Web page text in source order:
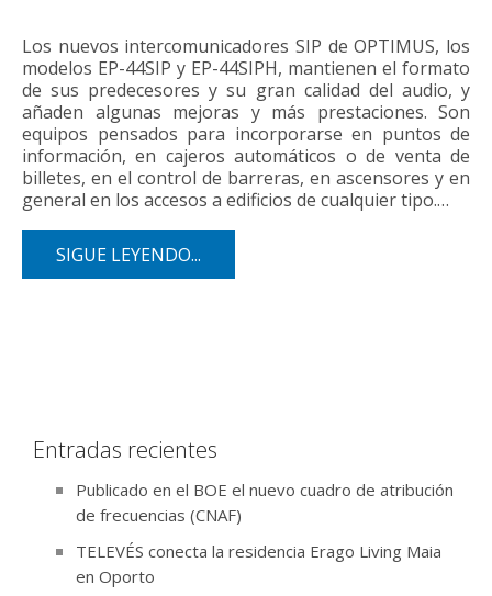
Los nuevos intercomunicadores SIP de OPTIMUS, los
modelos EP-44SIP y EP-44SIPH, mantienen el formato
de sus predecesores y su gran calidad del audio, y
añaden algunas mejoras y más prestaciones. Son
equipos pensados para incorporarse en puntos de
información, en cajeros automáticos o de venta de
billetes, en el control de barreras, en ascensores y en
general en los accesos a edificios de cualquier tipo.…
SIGUE LEYENDO...
Entradas recientes
Publicado en el BOE el nuevo cuadro de atribución
de frecuencias (CNAF)
TELEVÉS conecta la residencia Erago Living Maia
en Oporto